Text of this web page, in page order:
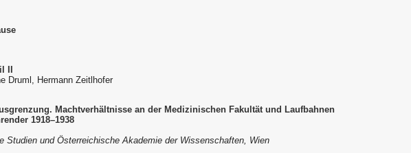
II
Druml, Hermann Zeitlhofer
Machtverhältnisse an der Medizinischen Fakultät und Laufbahnen
1918–1938
Studien und Österreichische Akademie der Wissenschaften, Wien